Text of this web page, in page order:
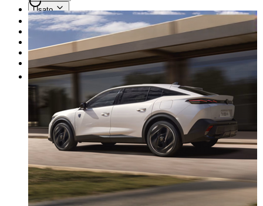
Usato
Le nostre offerte
I nostri brand
Officina
Vendi un'auto
Altro